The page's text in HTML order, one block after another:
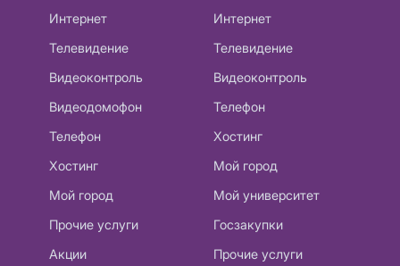
Интернет
Телевидение
Видеоконтроль
Видеодомофон
Телефон
Хостинг
Мой город
Прочие услуги
Акции
Интернет
Телевидение
Видеоконтроль
Телефон
Хостинг
Мой город
Мой университет
Госзакупки
Прочие услуги